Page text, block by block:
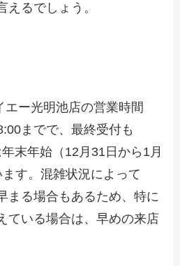
えるでしょう。
エー光明池店の営業時間
までで、最終受付も
末年始（12月31日から1月
す。混雑状況によって
まる場合もあるため、特に
ている場合は、早めの来店